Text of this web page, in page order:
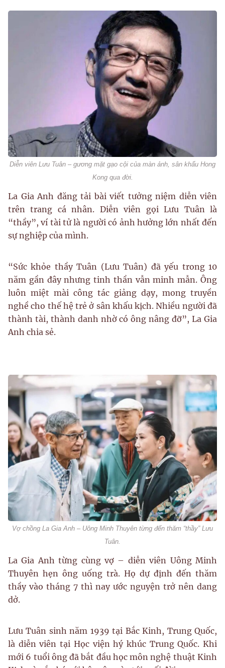
Diễn viên Lưu Tuân – gương mặt gạo cội của màn ảnh, sân khấu Hong
Kong qua đời.
La Gia Anh đăng tải bài viết tưởng niệm diễn viên
trên trang cá nhân. Diễn viên gọi Lưu Tuân là
“thầy”, ví tài tử là người có ảnh hưởng lớn nhất đến
sự nghiệp của mình.
“Sức khỏe thầy Tuân (Lưu Tuân) đã yếu trong 10
năm gần đây nhưng tinh thần vẫn minh mẫn. Ông
luôn miệt mài công tác giảng dạy, mong truyền
nghề cho thế hệ trẻ ở sân khấu kịch. Nhiều người đã
thành tài, thành danh nhờ có ông nâng đỡ”, La Gia
Anh chia sẻ.
Vợ chồng La Gia Anh – Uông Minh Thuyên từng đến thăm “thầy” Lưu
Tuân.
La Gia Anh từng cùng vợ – diễn viên Uông Minh
Thuyên hẹn ông uống trà. Họ dự định đến thăm
thầy vào tháng 7 thì nay ước nguyện trở nên dang
dở.
Lưu Tuân sinh năm 1939 tại Bắc Kinh, Trung Quốc,
là diễn viên tại Học viện hý khúc Trung Quốc. Khi
mới 6 tuổi ông đã bắt đầu học môn nghệ thuật Kinh